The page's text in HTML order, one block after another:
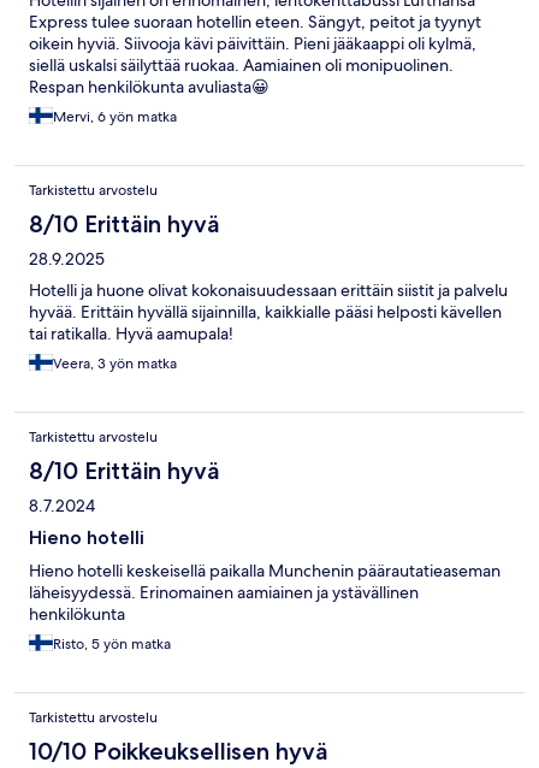
Express tulee suoraan hotellin eteen. Sängyt, peitot ja tyynyt
oikein hyviä. Siivooja kävi päivittäin. Pieni jääkaappi oli kylmä,
siellä uskalsi säilyttää ruokaa. Aamiainen oli monipuolinen.
Respan henkilökunta avuliasta😀
Mervi, 6 yön matka
Tarkistettu arvostelu
8/10 Erittäin hyvä
28.9.2025
Hotelli ja huone olivat kokonaisuudessaan erittäin siistit ja palvelu
hyvää. Erittäin hyvällä sijainnilla, kaikkialle pääsi helposti kävellen
tai ratikalla. Hyvä aamupala!
Veera, 3 yön matka
Tarkistettu arvostelu
8/10 Erittäin hyvä
8.7.2024
Hieno hotelli
Hieno hotelli keskeisellä paikalla Munchenin päärautatieaseman
läheisyydessä. Erinomainen aamiainen ja ystävällinen
henkilökunta
Risto, 5 yön matka
Tarkistettu arvostelu
10/10 Poikkeuksellisen hyvä